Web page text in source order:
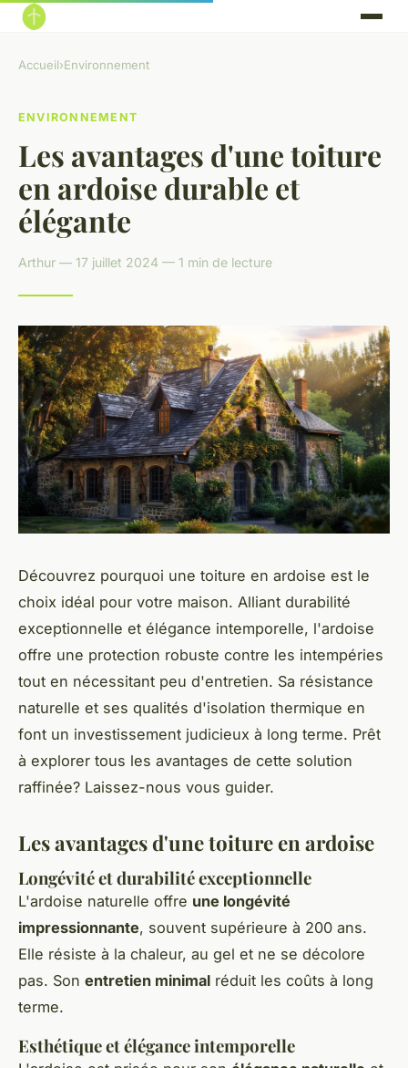
Accueil›Environnement
ENVIRONNEMENT
Les avantages d'une toiture
en ardoise durable et
élégante
Arthur — 17 juillet 2024 — 1 min de lecture
Découvrez pourquoi une toiture en ardoise est le
choix idéal pour votre maison. Alliant durabilité
exceptionnelle et élégance intemporelle, l'ardoise
offre une protection robuste contre les intempéries
tout en nécessitant peu d'entretien. Sa résistance
naturelle et ses qualités d'isolation thermique en
font un investissement judicieux à long terme. Prêt
à explorer tous les avantages de cette solution
raffinée? Laissez-nous vous guider.
Les avantages d'une toiture en ardoise
Longévité et durabilité exceptionnelle
L'ardoise naturelle offre une longévité
impressionnante, souvent supérieure à 200 ans.
Elle résiste à la chaleur, au gel et ne se décolore
pas. Son entretien minimal réduit les coûts à long
terme.
Esthétique et élégance intemporelle